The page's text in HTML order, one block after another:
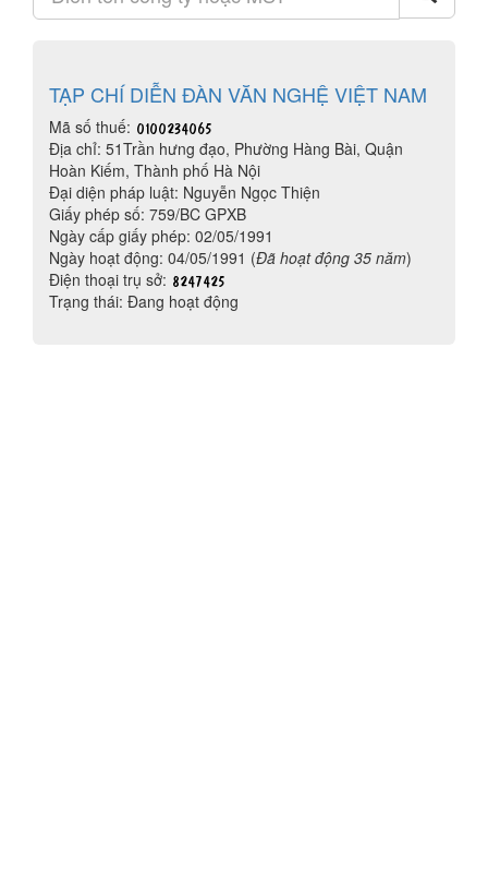
TẠP CHÍ DIỄN ĐÀN VĂN NGHỆ VIỆT NAM
Mã số thuế:
Địa chỉ: 51Trần hưng đạo, Phường Hàng Bài, Quận
Hoàn Kiếm, Thành phố Hà Nội
Đại diện pháp luật: Nguyễn Ngọc Thiện
Giấy phép số: 759/BC GPXB
Ngày cấp giấy phép: 02/05/1991
Ngày hoạt động: 04/05/1991 (Đã hoạt động 35 năm)
Điện thoại trụ sở:
Trạng thái: Đang hoạt động